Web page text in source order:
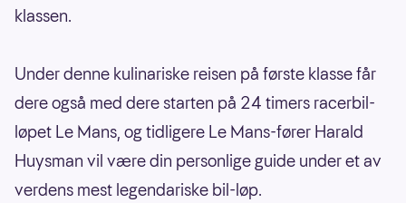
klassen.
Under denne kulinariske reisen på første klasse får
dere også med dere starten på 24 timers racerbil-
løpet Le Mans, og tidligere Le Mans-fører Harald
Huysman vil være din personlige guide under et av
verdens mest legendariske bil-løp.